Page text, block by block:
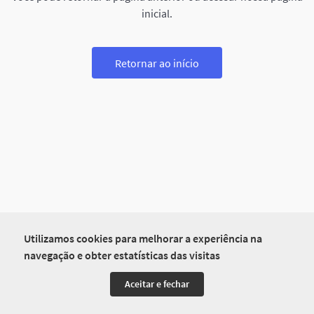
Utilizamos cookies para melhorar a experiência na
navegação e obter estatísticas das visitas
Aceitar e fechar
inicial.
Retornar ao início